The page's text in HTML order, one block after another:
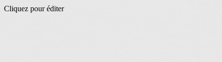
Cliquez pour éditer